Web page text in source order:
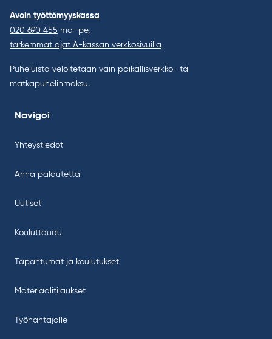
Avoin työttömyyskassa
020 690 455 ma–pe,
tarkemmat ajat A-kassan verkkosivuilla
Puheluista veloitetaan vain paikallisverkko- tai
matkapuhelinmaksu.
Navigoi
Yhteystiedot
Anna palautetta
Uutiset
Kouluttaudu
Tapahtumat ja koulutukset
Materiaalitilaukset
Työnantajalle